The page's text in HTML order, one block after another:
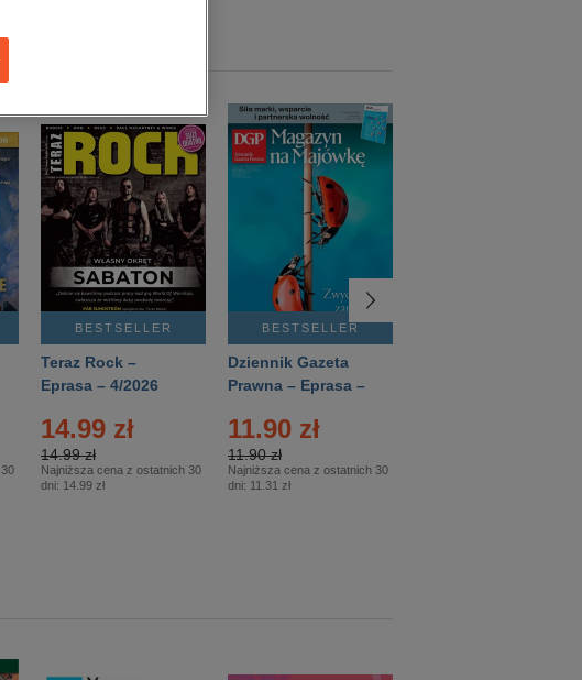
BESTSELLER
Teraz Rock –
Eprasa – 4/2026
14.99 zł
14.99 zł
Najniższa cena z ostatnich 30
dni: 14.99 zł
BESTSELLER
Dziennik Gazeta
Prawna – Eprasa –
11.90 zł
11.90 zł
Najniższa cena z ostatnich 30
dni: 11.31 zł